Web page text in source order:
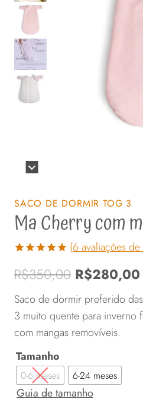
SACO DE DORMIR TOG 3
Ma Cherry com
como5.00
de 5, com
baseado em
avaliações
de clientes
(6avaliações
R$350,00 O
preço
original
era:
R$280,00
Saco de dormir preferido
3 muito quente para inverno
com mangas removíveis.
Tamanho
0-6 meses 6-24 meses
Guia de tamanho